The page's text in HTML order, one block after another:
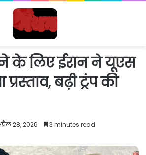
के लिए ईरान ने यूएस
बढ़ी ट्रंप की
28, 2026 3 minutes read